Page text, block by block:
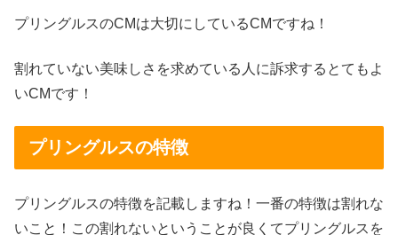
プリングルスのCMは大切にしているCMですね！
割れていない美味しさを求めている人に訴求するとてもよ
いCMです！
プリングルスの特徴
プリングルスの特徴を記載しますね！一番の特徴は割れな
いこと！この割れないということが良くてプリングルスを